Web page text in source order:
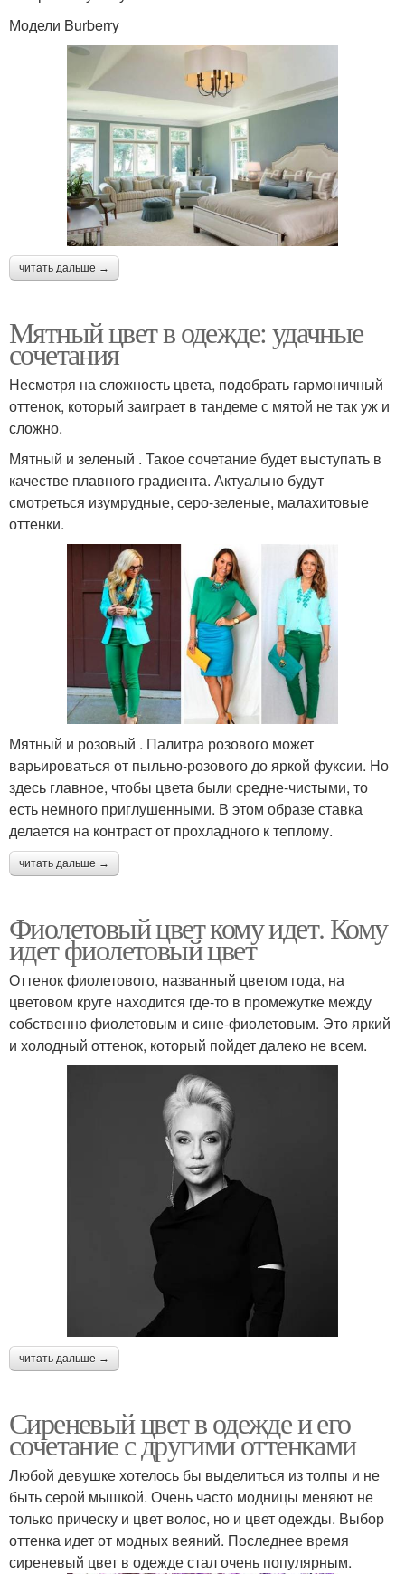
Модели Burberry
читать дальше →
Мятный цвет в одежде: удачные
сочетания
Несмотря на сложность цвета, подобрать гармоничный
оттенок, который заиграет в тандеме с мятой не так уж и
сложно.
Мятный и зеленый . Такое сочетание будет выступать в
качестве плавного градиента. Актуально будут
смотреться изумрудные, серо-зеленые, малахитовые
оттенки.
Мятный и розовый . Палитра розового может
варьироваться от пыльно-розового до яркой фуксии. Но
здесь главное, чтобы цвета были средне-чистыми, то
есть немного приглушенными. В этом образе ставка
делается на контраст от прохладного к теплому.
читать дальше →
Фиолетовый цвет кому идет. Кому
идет фиолетовый цвет
Оттенок фиолетового, названный цветом года, на
цветовом круге находится где-то в промежутке между
собственно фиолетовым и сине-фиолетовым. Это яркий
и холодный оттенок, который пойдет далеко не всем.
читать дальше →
Сиреневый цвет в одежде и его
сочетание с другими оттенками
Любой девушке хотелось бы выделиться из толпы и не
быть серой мышкой. Очень часто модницы меняют не
только прическу и цвет волос, но и цвет одежды. Выбор
оттенка идет от модных веяний. Последнее время
сиреневый цвет в одежде стал очень популярным.